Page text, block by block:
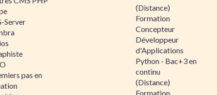
Server
pas en
(Distance)
Formation
Concepteur
Développeur
d'Applications
Python - Bac+3 en
continu
(Distance)
Formation